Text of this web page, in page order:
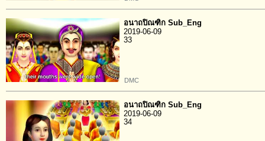
อนาถปิณฑิก Sub_Eng
2019-06-09
33
DMC
อนาถปิณฑิก Sub_Eng
2019-06-09
34